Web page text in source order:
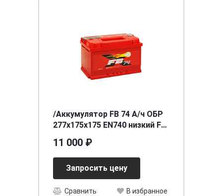
/Аккумулятор FB 74 А/ч ОБР
277х175х175 EN740 низкий FB
11 000 ₽
Запросить цену
Сравнить В избранное